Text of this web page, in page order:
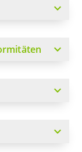
expand_more
expand_more
expand_more
expand_more